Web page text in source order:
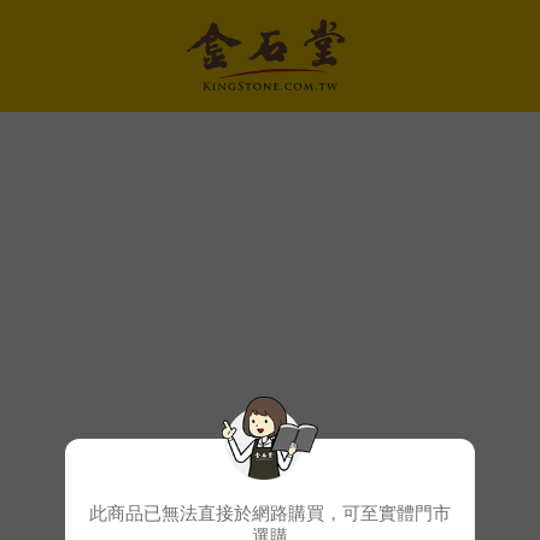
此商品已無法直接於網路購買，可至實體門市
選購